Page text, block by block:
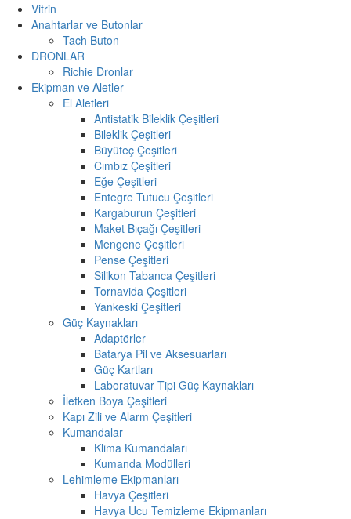
Vitrin
Anahtarlar ve Butonlar
Tach Buton
DRONLAR
Richie Dronlar
Ekipman ve Aletler
El Aletleri
Antistatik Bileklik Çeşitleri
Bileklik Çeşitleri
Büyüteç Çeşitleri
Cımbız Çeşitleri
Eğe Çeşitleri
Entegre Tutucu Çeşitleri
Kargaburun Çeşitleri
Maket Bıçağı Çeşitleri
Mengene Çeşitleri
Pense Çeşitleri
Silikon Tabanca Çeşitleri
Tornavida Çeşitleri
Yankeski Çeşitleri
Güç Kaynakları
Adaptörler
Batarya Pil ve Aksesuarları
Güç Kartları
Laboratuvar Tipi Güç Kaynakları
İletken Boya Çeşitleri
Kapı Zili ve Alarm Çeşitleri
Kumandalar
Klima Kumandaları
Kumanda Modülleri
Lehimleme Ekipmanları
Havya Çeşitleri
Havya Ucu Temizleme Ekipmanları